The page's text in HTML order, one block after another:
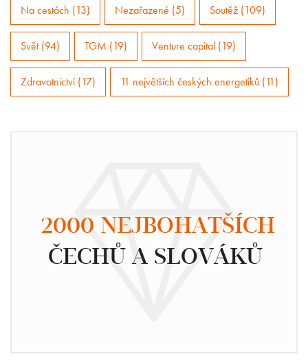
Na cestách (13) Nezařazené (5) Soutěž (109)
Svět (94) TGM (19) Venture capital (19)
Zdravotnictví (17) 11 největších českých energetiků (11)
2000 NEJBOHATŠÍCH
ČECHŮ A SLOVÁKŮ